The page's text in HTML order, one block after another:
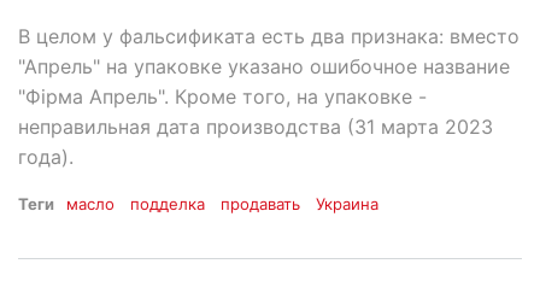
В целом у фальсификата есть два признака: вместо
"Апрель" на упаковке указано ошибочное название
"Фірма Апрель". Кроме того, на упаковке -
неправильная дата производства (31 марта 2023
года).
Теги масло подделка продавать Украина